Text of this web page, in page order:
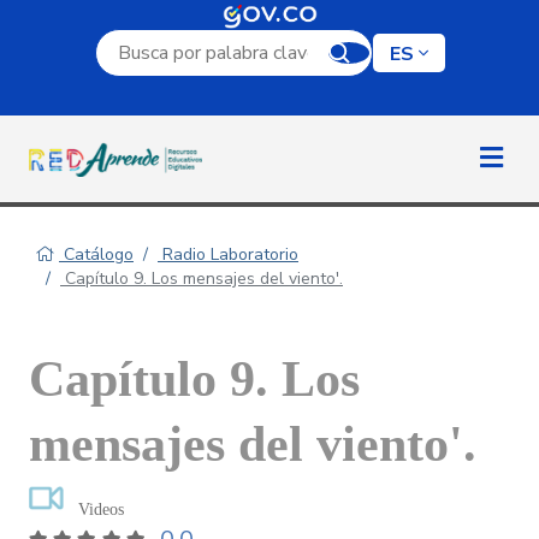
Campo de búsqueda por palabra clave
ES
Catálogo
Radio Laboratorio
Capítulo 9. Los mensajes del viento'.
Capítulo 9. Los
mensajes del viento'.
Videos